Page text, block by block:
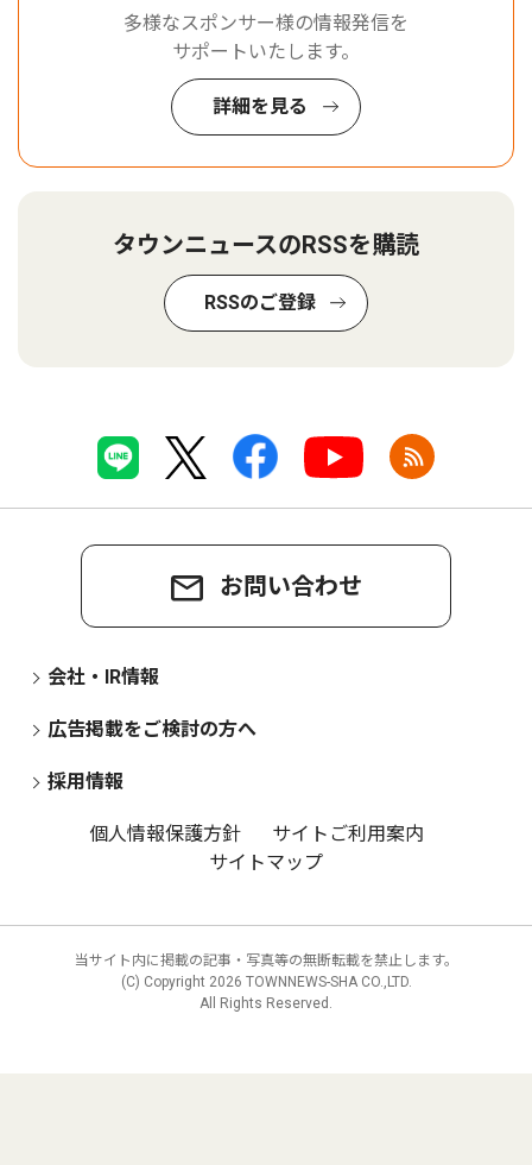
多様なスポンサー様の情報発信を
サポートいたします。
詳細を見る
タウンニュースのRSSを購読
RSSのご登録
お問い合わせ
会社・IR情報
広告掲載をご検討の方へ
採用情報
個人情報保護方針
サイトご利用案内
サイトマップ
当サイト内に掲載の記事・写真等の無断転載を禁止します。
(C) Copyright 2026 TOWNNEWS-SHA CO.,LTD.
All Rights Reserved.